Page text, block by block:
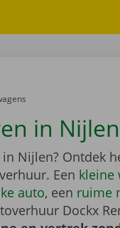
in
Nijlen? Ontdek
Een kleine
auto, een ruime
Dockx